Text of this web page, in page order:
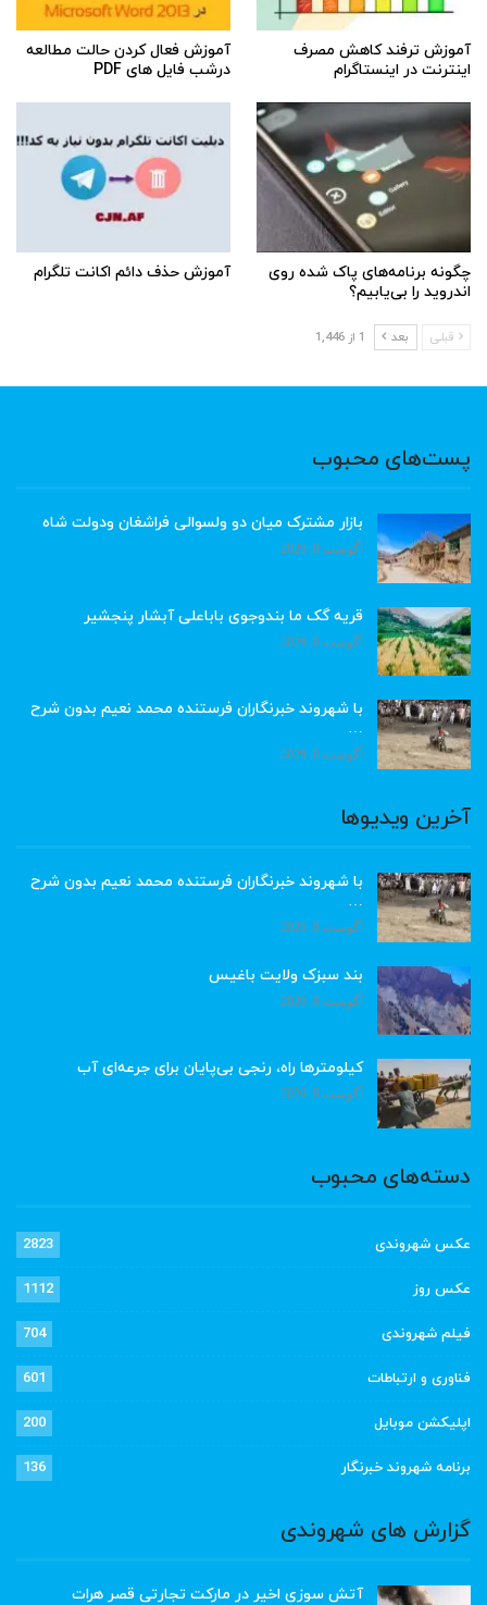
آموزش ترفند کاهش مصرف
اینترنت در اینستاگرام
آموزش فعال کردن حالت مطالعه
درشب فایل های PDF
چگونه برنامه‌های پاک شده روی
اندروید را بی‌یابیم؟
آموزش حذف دائم اکانت تلگرام
قبلی بعد 1 از 1,446
پست‌های محبوب
بازار مشترک میان دو ولسوالی فراشغان ودولت شاه
آگوست 8, 2026
قریه گک ما بندوجوی باباعلی آبشار پنجشیر
آگوست 8, 2026
با شهروند خبرنگاران فرستنده محمد نعیم بدون شرح
…
آگوست 8, 2026
آخرین ویدیوها
با شهروند خبرنگاران فرستنده محمد نعیم بدون شرح
…
آگوست 8, 2026
بند سبزک ولایت باغیس
آگوست 8, 2026
کیلومترها راه، رنجی بی‌پایان برای جرعه‌ای آب
آگوست 8, 2026
دسته‌های محبوب
عکس شهروندی 2823
عکس روز 1112
فیلم شهروندی 704
فناوری و ارتباطات 601
اپلیکشن موبایل 200
برنامه شهروند خبرنگار 136
گزارش های شهروندی
آتش سوزی اخیر در مارکت تجارتی قصر هرات